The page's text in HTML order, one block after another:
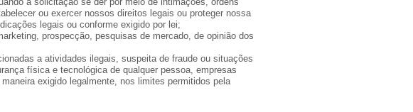
ou exercer nossos direitos legais ou proteger nossa
legais ou conforme exigido por lei;
prospecção, pesquisas de mercado, de opinião dos
a atividades ilegais, suspeita de fraude ou situações
física e tecnológica de qualquer pessoa, empresas
exigido legalmente, nos limites permitidos pela